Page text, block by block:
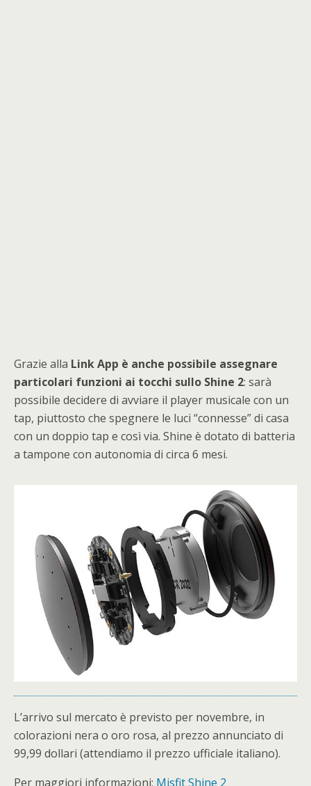
Grazie alla Link App è anche possibile assegnare
particolari funzioni ai tocchi sullo Shine 2: sarà
possibile decidere di avviare il player musicale con un
tap, piuttosto che spegnere le luci “connesse” di casa
con un doppio tap e così via. Shine è dotato di batteria
a tampone con autonomia di circa 6 mesi.
L’arrivo sul mercato è previsto per novembre, in
colorazioni nera o oro rosa, al prezzo annunciato di
99,99 dollari (attendiamo il prezzo ufficiale italiano).
Per maggiori informazioni: Misfit Shine 2